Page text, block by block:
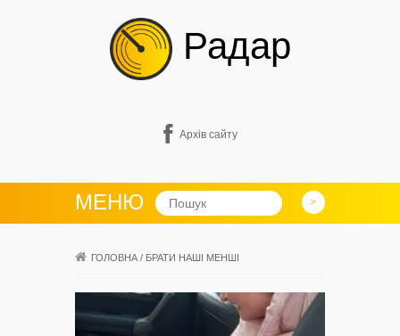
Радар
Архів сайту
МЕНЮ
ГОЛОВНА / БРАТИ НАШІ МЕНШІ